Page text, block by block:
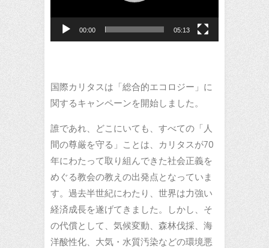
ー
00:00 05:13
国際カリタスは「総合的エコロジー」に
関するキャンペーンを開始しました。
誰であれ、どこにいても、すべての「人
間の尊厳を守る」ことは、カリタスが70
年にわたって取り組んできた社会正義を
めぐる教会の教えの出発点となっていま
す。過去半世紀にわたり、世界は力強い
経済成長を遂げてきました。しかし、そ
の代償として、気候変動、森林伐採、海
洋酸性化、大気・水質汚染などの環境悪